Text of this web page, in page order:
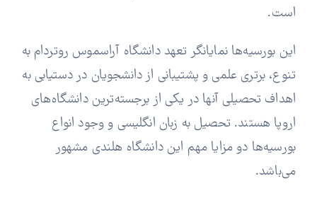
است.
این بورسیه‌ها نمایانگر تعهد دانشگاه آراسموس روتردام به
تنوع، برتری علمی و پشتیبانی از دانشجویان در دستیابی به
اهداف تحصیلی آنها در یکی از برجسته‌ترین دانشگاه‌های
اروپا هستند. تحصیل به زبان انگلیسی و وجود انواع
بورسیه‌ها دو مزایا مهم این دانشگاه هلندی مشهور
می‌باشد.